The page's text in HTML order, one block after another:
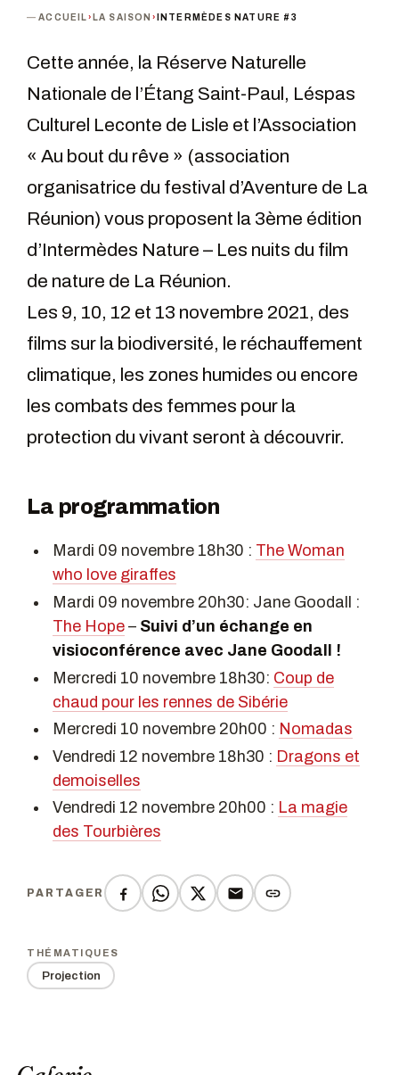
ACCUEIL› LA SAISON › INTERMÈDES NATURE #3
Cette année, la Réserve Naturelle
Nationale de l’Étang Saint-Paul, Léspas
Culturel Leconte de Lisle et l’Association
« Au bout du rêve » (association
organisatrice du festival d’Aventure de La
Réunion) vous proposent la 3ème édition
d’Intermèdes Nature – Les nuits du film
de nature de La Réunion.
Les 9, 10, 12 et 13 novembre 2021, des
films sur la biodiversité, le réchauffement
climatique, les zones humides ou encore
les combats des femmes pour la
protection du vivant seront à découvrir.
La programmation
Mardi 09 novembre 18h30 : The Woman
who love giraffes
Mardi 09 novembre 20h30: Jane Goodall :
The Hope– Suivi d’un échange en
visioconférence avec Jane Goodall !
Mercredi 10 novembre 18h30: Coup de
chaud pour les rennes de Sibérie
Mercredi 10 novembre 20h00 : Nomadas
Vendredi 12 novembre 18h30 : Dragons et
demoiselles
Vendredi 12 novembre 20h00 : La magie
des Tourbières
PARTAGER
THÉMATIQUES
Projection